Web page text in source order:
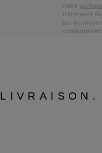
notre
traitement
sur les